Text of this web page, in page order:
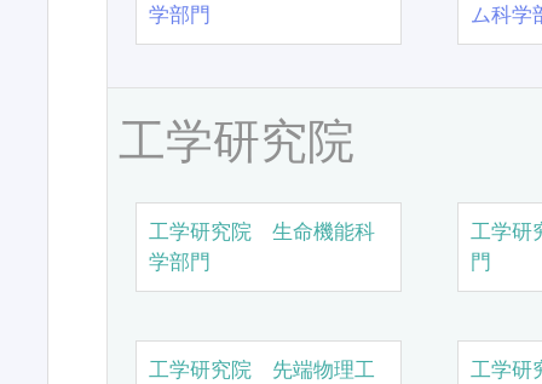
学部門
ム科学
工学研究院
工学研究院 生命機能科
学部門
工学研
門
工学研究院 先端物理工
工学研